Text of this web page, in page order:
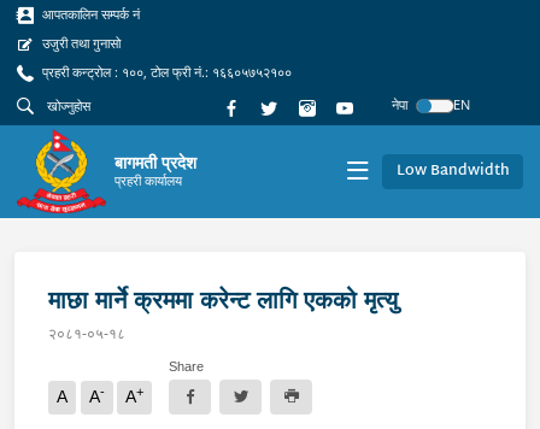
आपतकालिन सम्पर्क नं
उजुरी तथा गुनासो
प्रहरी कन्ट्रोल : १००, टोल फ्री नं.: १६६०५७५२१००
नेपा
EN
बागमती प्रदेश
प्रहरी कार्यालय Low Bandwidth
माछा मार्ने क्रममा करेन्ट लागि एकको मृत्यु
२०८१-०५-१८
A A- A+
Share